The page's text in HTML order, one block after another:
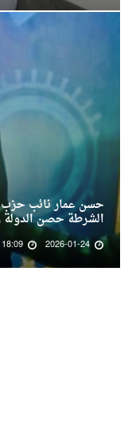
حسن عمار نائب
الشرطة حصن الدولة
2026-01-24
18:09